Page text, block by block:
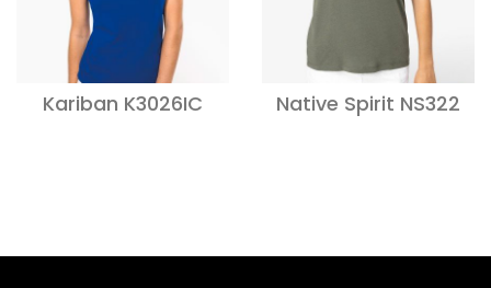
Kariban K3026IC Native Spirit NS322